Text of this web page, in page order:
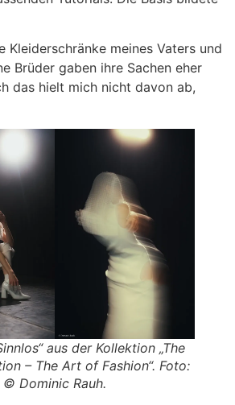
Kleiderschränke meines Vaters und
Brüder gaben ihre Sachen eher
das hielt mich nicht davon ab,
aus der Kollektion „The
– The Art of Fashion“. Foto:
© Dominic Rauh.